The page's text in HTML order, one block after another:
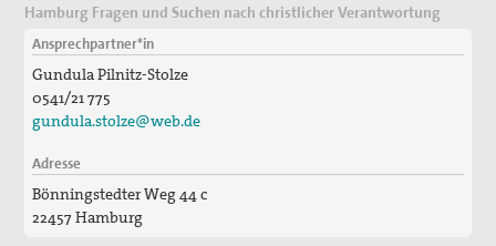
Hamburg Fragen und Suchen nach christlicher Verantwortung
Ansprechpartner*in
Gundula Pilnitz-Stolze
0541/21 775
gundula.stolze@web.de
Adresse
Bönningstedter Weg 44 c
22457 Hamburg